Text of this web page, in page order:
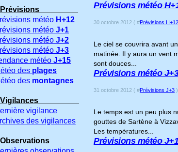
Prévisions météo
30 octobre 2012 ( #Prévisions H+12
Le ciel se couvrira avant
matinée. Il y aura un vent
sont douces...
Prévisions météo
31 octobre 2012 ( #Prévisions J+3 )
Le temps est un peu plus
gouttes de Sartène à
Les températures...
Prévisions météo
météo H+12
météo J+1
météo J+2
météo J+3
météo J+15
des plages
des montagnes
vigilance
des vigilances